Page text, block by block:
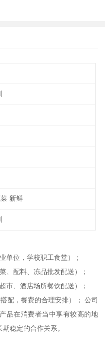
新鲜
单位，学校职工食堂）；
、配料、冻品批发配送）；
市、酒店场所餐饮配送）；
配，餐费的合理安排）； 公司
品在消费者当中享有较高的地
稳定的合作关系。